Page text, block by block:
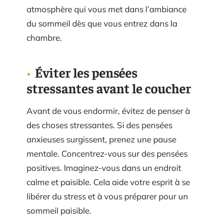
atmosphère qui vous met dans l’ambiance
du sommeil dès que vous entrez dans la
chambre.
Éviter les pensées
stressantes avant le coucher
Avant de vous endormir, évitez de penser à
des choses stressantes. Si des pensées
anxieuses surgissent, prenez une pause
mentale. Concentrez-vous sur des pensées
positives. Imaginez-vous dans un endroit
calme et paisible. Cela aide votre esprit à se
libérer du stress et à vous préparer pour un
sommeil paisible.